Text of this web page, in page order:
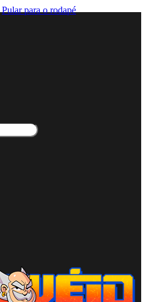
Pular para o rodapé